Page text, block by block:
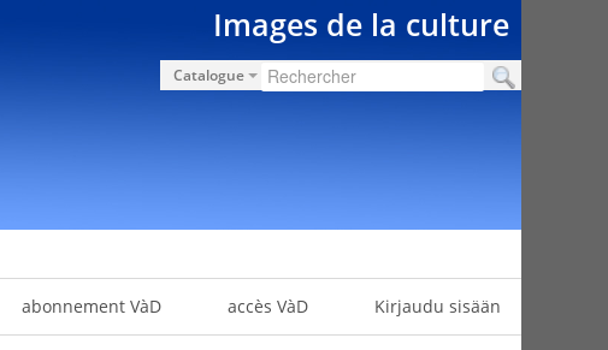
Images de la culture
Catalogue
abonnement VàD accès VàD Kirjaudu sisään